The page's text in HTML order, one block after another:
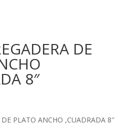
DE
8″
PLATO ANCHO ,CUADRADA 8″